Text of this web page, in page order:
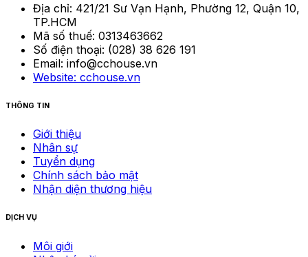
Địa chỉ: 421/21 Sư Vạn Hạnh, Phường 12, Quận 10,
TP.HCM
Mã số thuế: 0313463662
Số điện thoại: (028) 38 626 191
Email: info@cchouse.vn
Website: cchouse.vn
THÔNG TIN
Giới thiệu
Nhân sự
Tuyển dụng
Chính sách bảo mật
Nhận diện thương hiệu
DỊCH VỤ
Môi giới